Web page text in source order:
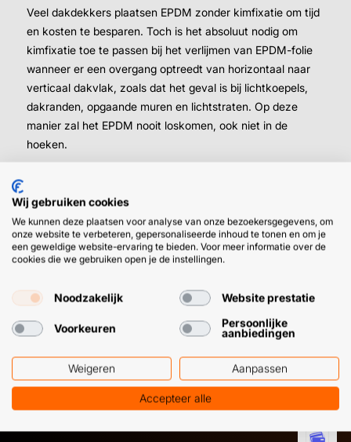
Veel dakdekkers plaatsen EPDM zonder kimfixatie om tijd
en kosten te besparen. Toch is het absoluut nodig om
kimfixatie toe te passen bij het verlijmen van EPDM-folie
wanneer er een overgang optreedt van horizontaal naar
verticaal dakvlak, zoals dat het geval is bij lichtkoepels,
dakranden, opgaande muren en lichtstraten. Op deze
manier zal het EPDM nooit loskomen, ook niet in de
hoeken.
+31 (0) 85 303
WhatsApp
+31 (0) 6 11
EN SNEL
Wij gebruiken cookies
We kunnen deze plaatsen voor analyse van onze bezoekersgegevens, om
onze website te verbeteren, gepersonaliseerde inhoud te tonen en om je
een geweldige website-ervaring te bieden. Voor meer informatie over de
cookies die we gebruiken open je de instellingen.
Noodzakelijk Website prestatie
Voorkeuren
Persoonlijke
aanbiedingen
Weigeren Aanpassen
Accepteer alle